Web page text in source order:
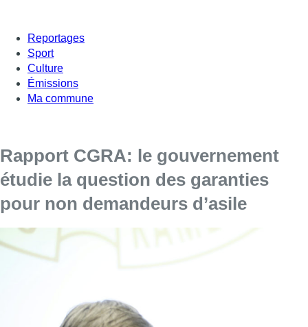
Reportages
Sport
Culture
Émissions
Ma commune
Rapport CGRA: le gouvernement
étudie la question des garanties
pour non demandeurs d’asile